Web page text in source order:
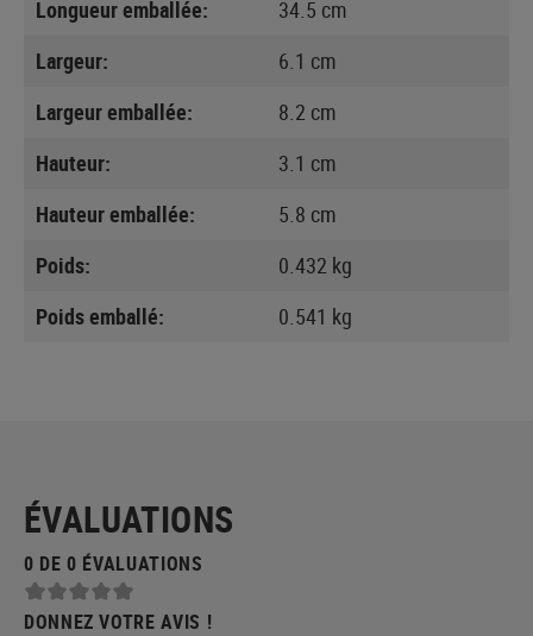
Longueur emballée:
34.5 cm
Largeur:
6.1 cm
Largeur emballée:
8.2 cm
Hauteur:
3.1 cm
Hauteur emballée:
5.8 cm
Poids:
0.432 kg
Poids emballé:
0.541 kg
ÉVALUATIONS
0 DE 0 ÉVALUATIONS
DONNEZ VOTRE AVIS !